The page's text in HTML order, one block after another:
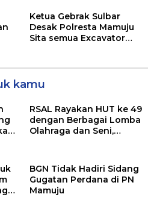
Ketua Gebrak Sulbar
Desak Polresta Mamuju
Sita semua Excavator
kamu
RSAL Rayakan HUT ke 49
dengan Berbagai Lomba
Olahraga dan Seni,
BGN Tidak Hadiri Sidang
Gugatan Perdana di PN
Mamuju